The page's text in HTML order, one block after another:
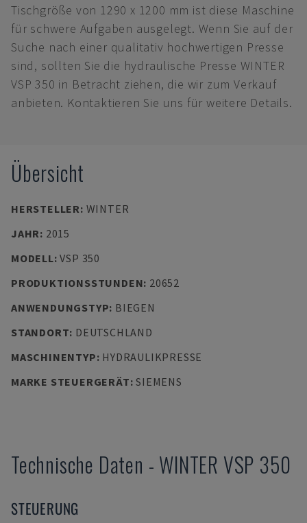
Tischgröße von 1290 x 1200 mm ist diese Maschine
für schwere Aufgaben ausgelegt. Wenn Sie auf der
Suche nach einer qualitativ hochwertigen Presse
sind, sollten Sie die hydraulische Presse WINTER
VSP 350 in Betracht ziehen, die wir zum Verkauf
anbieten. Kontaktieren Sie uns für weitere Details.
Übersicht
HERSTELLER: WINTER
JAHR: 2015
MODELL:VSP 350
PRODUKTIONSSTUNDEN: 20652
ANWENDUNGSTYP: BIEGEN
STANDORT: DEUTSCHLAND
MASCHINENTYP: HYDRAULIKPRESSE
MARKE STEUERGERÄT:SIEMENS
Technische Daten - WINTER VSP 350
STEUERUNG